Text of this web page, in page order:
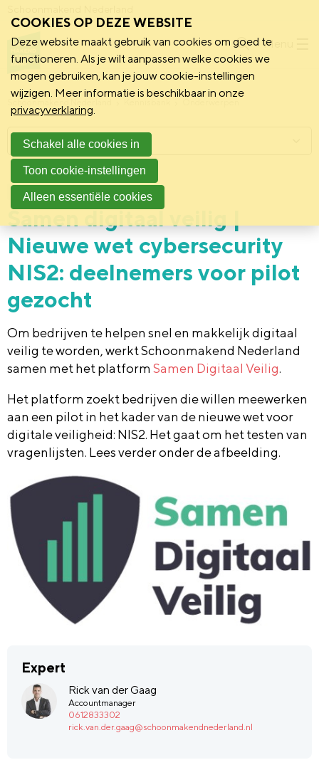
Menu
Schoonmakend Nederland
Vereniging 25 september 2023
Samen digitaal veilig |
Nieuwe wet cybersecurity
NIS2: deelnemers voor pilot
gezocht
Om bedrijven te helpen snel en makkelijk digitaal
veilig te worden, werkt Schoonmakend Nederland
samen met het platform Samen Digitaal Veilig.
Het platform zoekt bedrijven die willen meewerken
aan een pilot in het kader van de nieuwe wet voor
digitale veiligheid: NIS2. Het gaat om het testen van
vragenlijsten. Lees verder onder de afbeelding.
Expert
Rick van der Gaag
Accountmanager
0612833302
rick.van.der.gaag@schoonmakendnederland.nl
Menu
COOKIES OP DEZE WEBSITE
Deze website maakt gebruik van cookies om goed te
functioneren. Als je wilt aanpassen welke cookies we
mogen gebruiken, kan je jouw cookie-instellingen
wijzigen. Meer informatie is beschikbaar in onze
privacyverklaring.
Schakel alle cookies in
Toon cookie-instellingen
Alleen essentiële cookies